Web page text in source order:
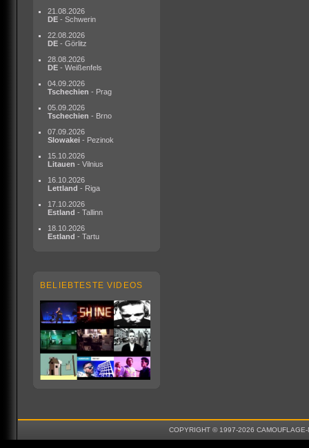
21.08.2026
DE - Schwerin
22.08.2026
DE - Görlitz
28.08.2026
DE - Weißenfels
04.09.2026
Tschechien - Prag
05.09.2026
Tschechien - Brno
07.09.2026
Slowakei - Pezinok
15.10.2026
Litauen - Vilnius
16.10.2026
Lettland - Riga
17.10.2026
Estland - Tallinn
18.10.2026
Estland - Tartu
BELIEBTESTE VIDEOS
COPYRIGHT © 1997-2026 CAMOUFLAGE-